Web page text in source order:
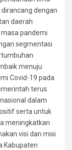
dengan
daerah
pandemi
segmentasi
menuju
Covid-19 pada
terus
dalam
serta untuk
meningkatkan
visi dan misi
Kabupaten